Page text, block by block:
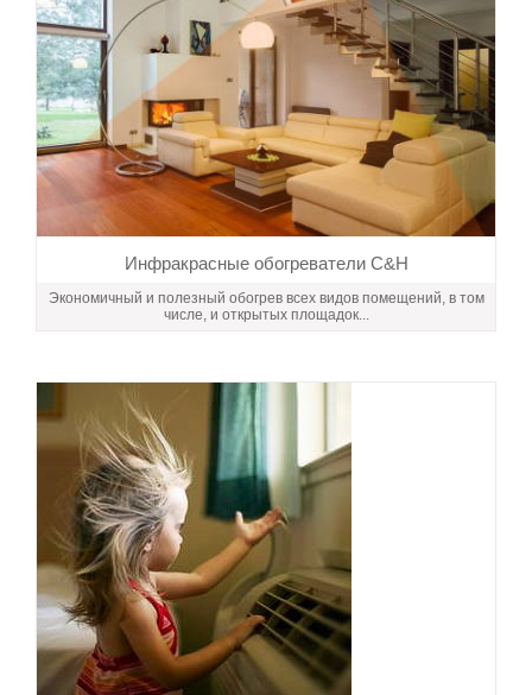
Инфракрасные обогреватели C&H
Экономичный и полезный обогрев всех видов помещений, в том
числе, и открытых площадок...